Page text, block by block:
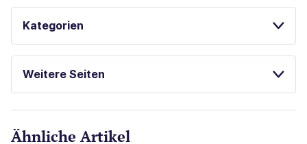
GLÜCKSSPIEL ONLINE SPORTWETTEN
ONLINE SPORTWETTEN
Kategorien
Gesetzgebung
Weitere Seiten
CasinoOnline.de
Ähnliche Artikel